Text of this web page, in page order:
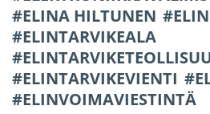
ELINA HILTUNEN
ELINTARVIKEALA
ELINTARVIKEVIENTI
ELINVOIMAVIESTINTÄ